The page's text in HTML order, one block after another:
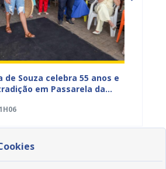
de Souza celebra 55 anos e
em Passarela da